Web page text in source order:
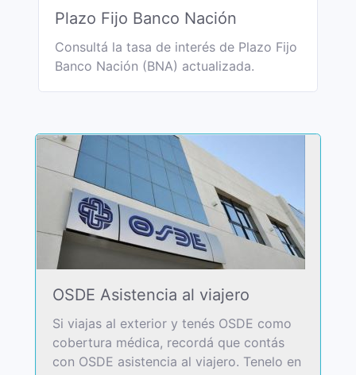
Plazo Fijo Banco Nación
Consultá la tasa de interés de Plazo Fijo
Banco Nación (BNA) actualizada.
OSDE Asistencia al viajero
Si viajas al exterior y tenés OSDE como
cobertura médica, recordá que contás
con OSDE asistencia al viajero. Tenelo en